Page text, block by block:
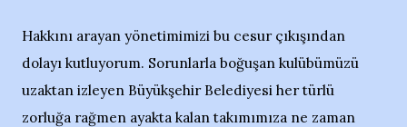
Hakkını arayan yönetimimizi bu cesur çıkışından
dolayı kutluyorum. Sorunlarla boğuşan kulübümüzü
uzaktan izleyen Büyükşehir Belediyesi her türlü
zorluğa rağmen ayakta kalan takımımıza ne zaman